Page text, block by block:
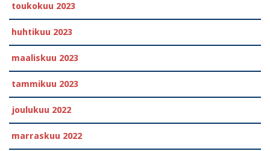
toukokuu 2023
huhtikuu 2023
maaliskuu 2023
tammikuu 2023
joulukuu 2022
marraskuu 2022